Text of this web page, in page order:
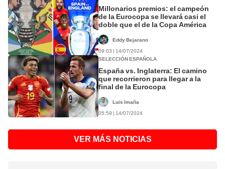
Millonarios premios: el campeón
de la Eurocopa se llevará casi el
doble que el de la Copa América
Eddy Bejarano
09:03 | 14/07/2024
SELECCIÓN ESPAÑOLA
España vs. Inglaterra: El camino
que recorrieron para llegar a la
final de la Eurocopa
Luis Imaña
05:59 | 14/07/2024
VER MÁS NOTICIAS